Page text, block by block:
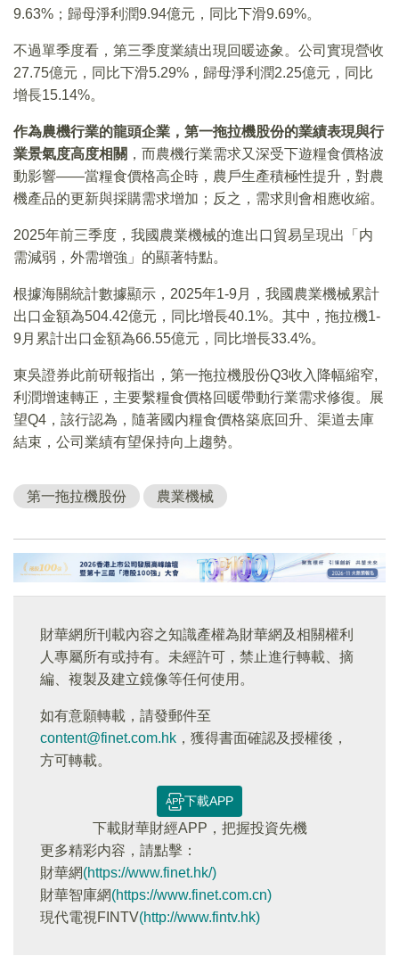
9.63%；歸母淨利潤9.94億元，同比下滑9.69%。
不過單季度看，第三季度業績出現回暖迹象。公司實現營收
27.75億元，同比下滑5.29%，歸母淨利潤2.25億元，同比
增長15.14%。
作為農機行業的龍頭企業，第一拖拉機股份的業績表現與行
業景氣度高度相關 ，而農機行業需求又深受下遊糧食價格波
動影響——當糧食價格高企時，農戶生產積極性提升，對農
機產品的更新與採購需求增加；反之，需求則會相應收縮。
2025年前三季度，我國農業機械的進出口貿易呈現出「内
需減弱，外需增強」的顯著特點。
根據海關統計數據顯示，2025年1-9月，我國農業機械累計
出口金額為504.42億元，同比增長40.1%。其中，拖拉機1-
9月累計出口金額為66.55億元，同比增長33.4%。
東吳證券此前研報指出，第一拖拉機股份Q3收入降幅縮窄,
利潤增速轉正，主要繫糧食價格回暖帶動行業需求修復。展
望Q4，該行認為，隨著國内糧食價格築底回升、渠道去庫
結束，公司業績有望保持向上趨勢。
第一拖拉機股份 農業機械
財華網所刊載內容之知識產權為財華網及相關權利
人專屬所有或持有。未經許可，禁止進行轉載、摘
編、複製及建立鏡像等任何使用。
如有意願轉載，請發郵件至
content@finet.com.hk ，獲得書面確認及授權後，
方可轉載。
下載APP
下載財華財經APP，把握投資先機
更多精彩内容，請點擊：
財華網(https://www.finet.hk/)
財華智庫網(https://www.finet.com.cn)
現代電視FINTV(http://www.fintv.hk)